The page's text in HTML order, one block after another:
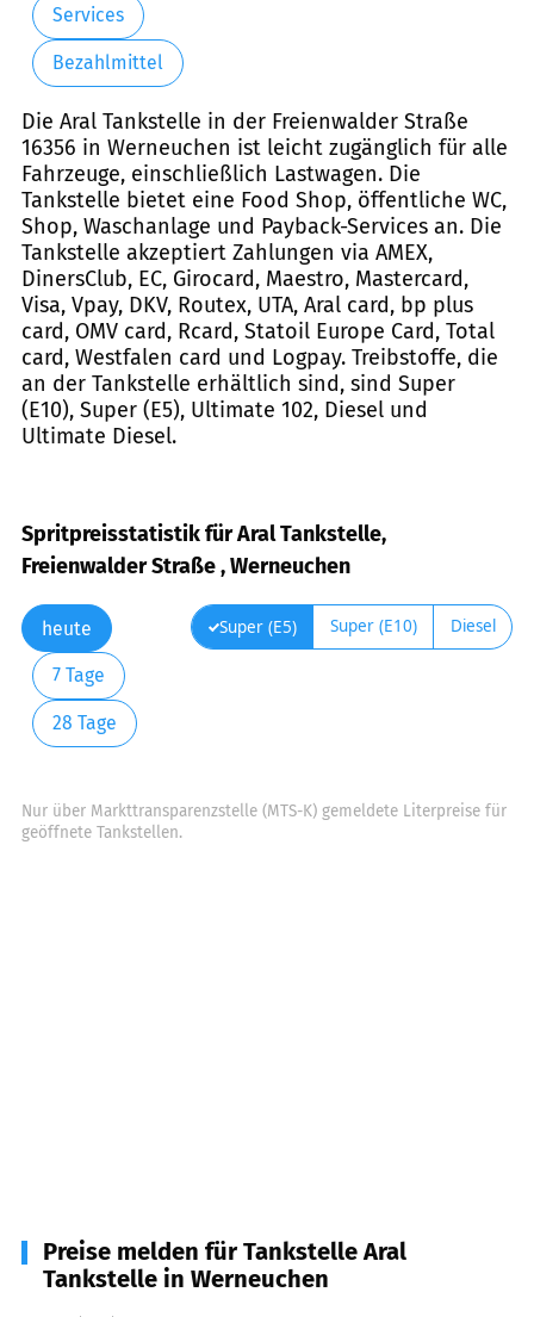
Services
Bezahlmittel
Die Aral Tankstelle in der Freienwalder Straße
16356 in Werneuchen ist leicht zugänglich für alle
Fahrzeuge, einschließlich Lastwagen. Die
Tankstelle bietet eine Food Shop, öffentliche WC,
Shop, Waschanlage und Payback-Services an. Die
Tankstelle akzeptiert Zahlungen via AMEX,
DinersClub, EC, Girocard, Maestro, Mastercard,
Visa, Vpay, DKV, Routex, UTA, Aral card, bp plus
card, OMV card, Rcard, Statoil Europe Card, Total
card, Westfalen card und Logpay. Treibstoffe, die
an der Tankstelle erhältlich sind, sind Super
(E10), Super (E5), Ultimate 102, Diesel und
Ultimate Diesel.
Spritpreisstatistik für Aral Tankstelle,
Freienwalder Straße , Werneuchen
heute
7 Tage
28 Tage
Super (E5) Super (E10) Diesel
Nur über Markttransparenzstelle (MTS-K) gemeldete Literpreise für
geöffnete Tankstellen.
Preise melden für Tankstelle Aral
Tankstelle in Werneuchen